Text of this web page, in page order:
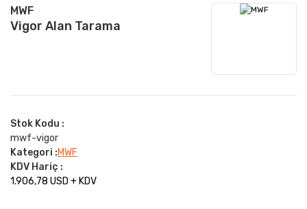
MWF
Vigor Alan Tarama
Stok Kodu :
mwf-vigor
Kategori :MWF
KDV Hariç :
1.906,78 USD + KDV